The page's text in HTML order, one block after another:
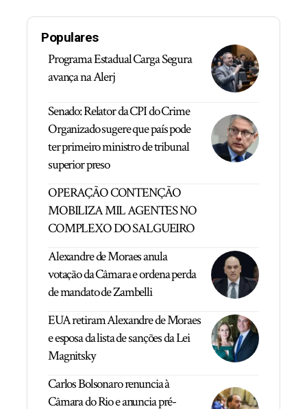
Populares
Programa Estadual Carga Segura
avança na Alerj
Senado: Relator da CPI do Crime
Organizado sugere que país pode
ter primeiro ministro de tribunal
superior preso
OPERAÇÃO CONTENÇÃO
MOBILIZA MIL AGENTES NO
COMPLEXO DO SALGUEIRO
Alexandre de Moraes anula
votação da Câmara e ordena perda
de mandato de Zambelli
EUA retiram Alexandre de Moraes
e esposa da lista de sanções da Lei
Magnitsky
Carlos Bolsonaro renuncia à
Câmara do Rio e anuncia pré-